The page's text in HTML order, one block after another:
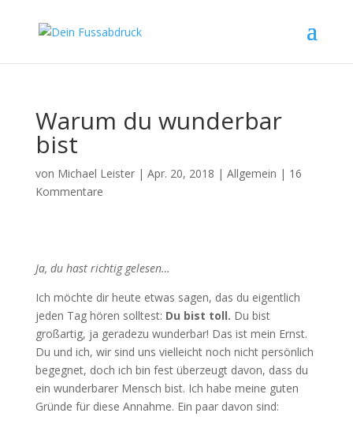
Warum du wunderbar
bist
von Michael Leister| Apr. 20, 2018 | Allgemein | 16
Kommentare
Ja, du hast richtig gelesen…
Ich möchte dir heute etwas sagen, das du eigentlich
jeden Tag hören solltest: Du bist toll. Du bist
großartig, ja geradezu wunderbar! Das ist mein Ernst.
Du und ich, wir sind uns vielleicht noch nicht persönlich
begegnet, doch ich bin fest überzeugt davon, dass du
ein wunderbarer Mensch bist. Ich habe meine guten
Gründe für diese Annahme. Ein paar davon sind: